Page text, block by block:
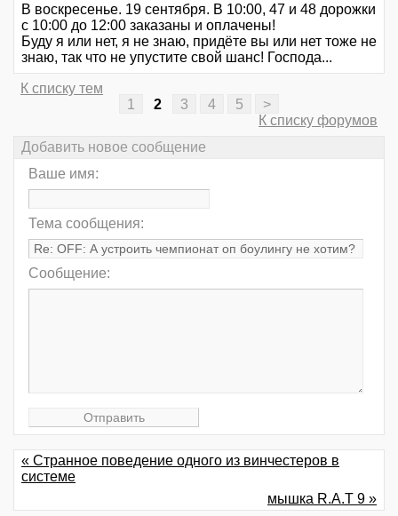
В воскресенье. 19 сентября. В 10:00, 47 и 48 дорожки
с 10:00 до 12:00 заказаны и оплачены!
Буду я или нет, я не знаю, придёте вы или нет тоже не
знаю, так что не упустите свой шанс! Господа...
К списку тем
1
2 3 4 5
>
К списку форумов
Добавить новое сообщение
Ваше имя:
Тема сообщения:
Сообщение:
« Странное поведение одного из винчестеров в
системе
мышка R.A.T 9 »